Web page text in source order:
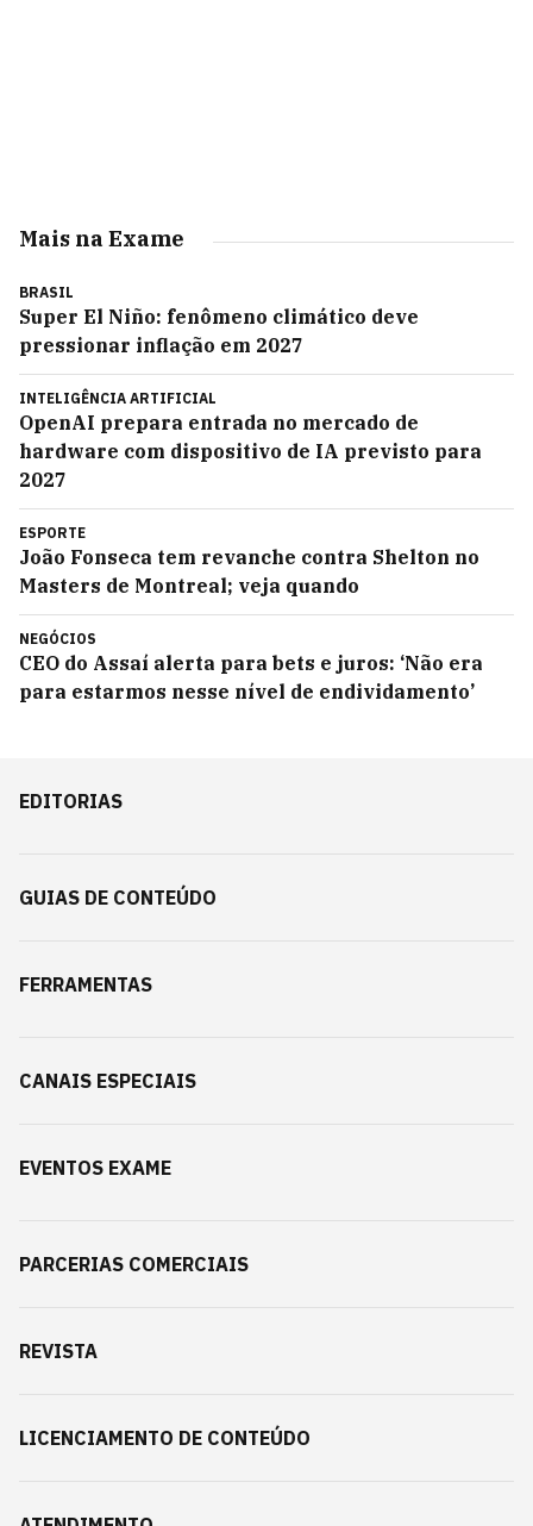
Mais na Exame
BRASIL
Super El Niño: fenômeno climático deve
pressionar inflação em 2027
INTELIGÊNCIA ARTIFICIAL
OpenAI prepara entrada no mercado de
hardware com dispositivo de IA previsto para
2027
ESPORTE
João Fonseca tem revanche contra Shelton no
Masters de Montreal; veja quando
NEGÓCIOS
CEO do Assaí alerta para bets e juros: ‘Não era
para estarmos nesse nível de endividamento’
EDITORIAS
GUIAS DE CONTEÚDO
FERRAMENTAS
CANAIS ESPECIAIS
EVENTOS EXAME
PARCERIAS COMERCIAIS
REVISTA
LICENCIAMENTO DE CONTEÚDO